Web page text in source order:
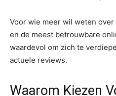
Voor wie meer wil weten
en de meest betrouwbare
waardevol om zich te
actuele reviews.
Waarom Kiezen